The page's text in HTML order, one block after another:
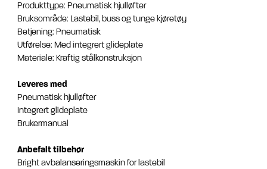
Produkttype: Pneumatisk hjulløfter
Bruksområde: Lastebil, buss og tunge kjøretøy
Betjening: Pneumatisk
Utførelse: Med integrert glideplate
Materiale: Kraftig stålkonstruksjon
Leveres med
Pneumatisk hjulløfter
Integrert glideplate
Brukermanual
Anbefalt tilbehør
Bright avbalanseringsmaskin for lastebil